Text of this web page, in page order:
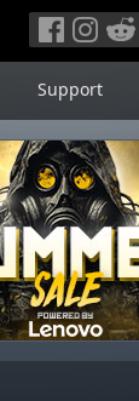
Support